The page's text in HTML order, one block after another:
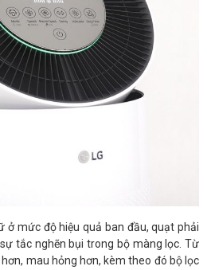
ở mức độ hiệu quả ban đầu, quạt phải
tắc nghẽn bụi trong bộ màng lọc. Từ
mau hỏng hơn, kèm theo đó bộ lọc